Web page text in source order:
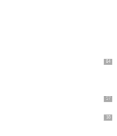
84
57
18